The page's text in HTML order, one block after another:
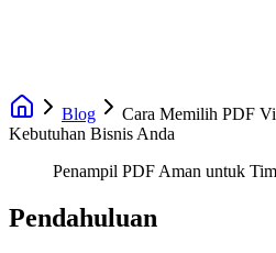
Blog
Cara Memilih PDF
Kebutuhan Bisnis Anda
Penampil PDF Aman untuk
Pendahuluan